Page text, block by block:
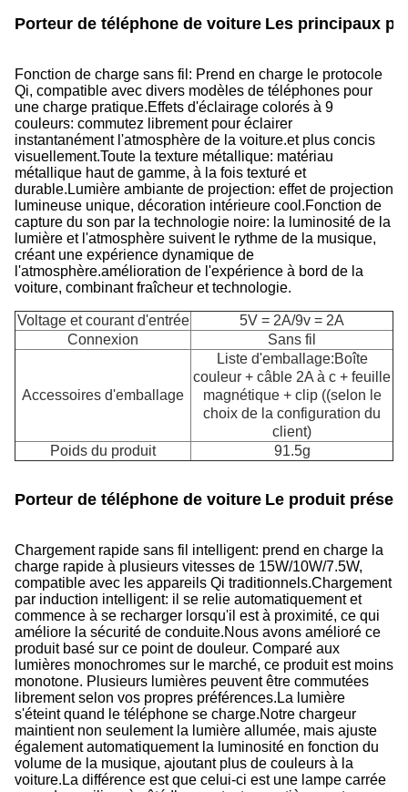
Porteur de téléphone de voiture Les principaux
Fonction de charge sans fil: Prend en charge le protocole
Qi, compatible avec divers modèles de téléphones pour
une charge pratique.Effets d'éclairage colorés à 9
couleurs: commutez librement pour éclairer
instantanément l'atmosphère de la voiture.et plus concis
visuellement.Toute la texture métallique: matériau
métallique haut de gamme, à la fois texturé et
durable.Lumière ambiante de projection: effet de projection
lumineuse unique, décoration intérieure cool.Fonction de
capture du son par la technologie noire: la luminosité de la
lumière et l'atmosphère suivent le rythme de la musique,
créant une expérience dynamique de
l'atmosphère.amélioration de l'expérience à bord de la
voiture, combinant fraîcheur et technologie.
Voltage et courant d'entrée
5V = 2A/9v = 2A
Connexion
Sans fil
Accessoires d'emballage
Liste d'emballage:Boîte
couleur + câble 2A à c + feuille
magnétique + clip ((selon le
choix de la configuration du
client)
Poids du produit
91.5g
Porteur de téléphone de voiture Le produit
Chargement rapide sans fil intelligent: prend en charge la
charge rapide à plusieurs vitesses de 15W/10W/7.5W,
compatible avec les appareils Qi traditionnels.Chargement
par induction intelligent: il se relie automatiquement et
commence à se recharger lorsqu'il est à proximité, ce qui
améliore la sécurité de conduite.Nous avons amélioré ce
produit basé sur ce point de douleur. Comparé aux
lumières monochromes sur le marché, ce produit est moins
monotone. Plusieurs lumières peuvent être commutées
librement selon vos propres préférences.La lumière
s'éteint quand le téléphone se charge.Notre chargeur
maintient non seulement la lumière allumée, mais ajuste
également automatiquement la luminosité en fonction du
volume de la musique, ajoutant plus de couleurs à la
voiture.La différence est que celui-ci est une lampe carrée